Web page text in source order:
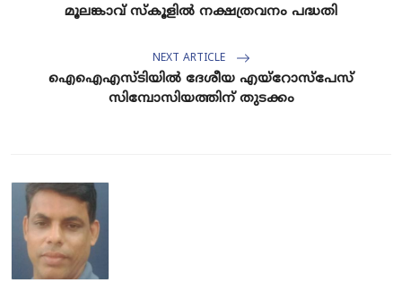
മൂലങ്കാവ് സ്കൂളിൽ നക്ഷത്രവനം പദ്ധതി
NEXT ARTICLE
ഐഐഎസ്‌ടിയിൽ ദേശീയ എയ്‌റോസ്‌പേസ്
സിമ്പോസിയത്തിന് തുടക്കം